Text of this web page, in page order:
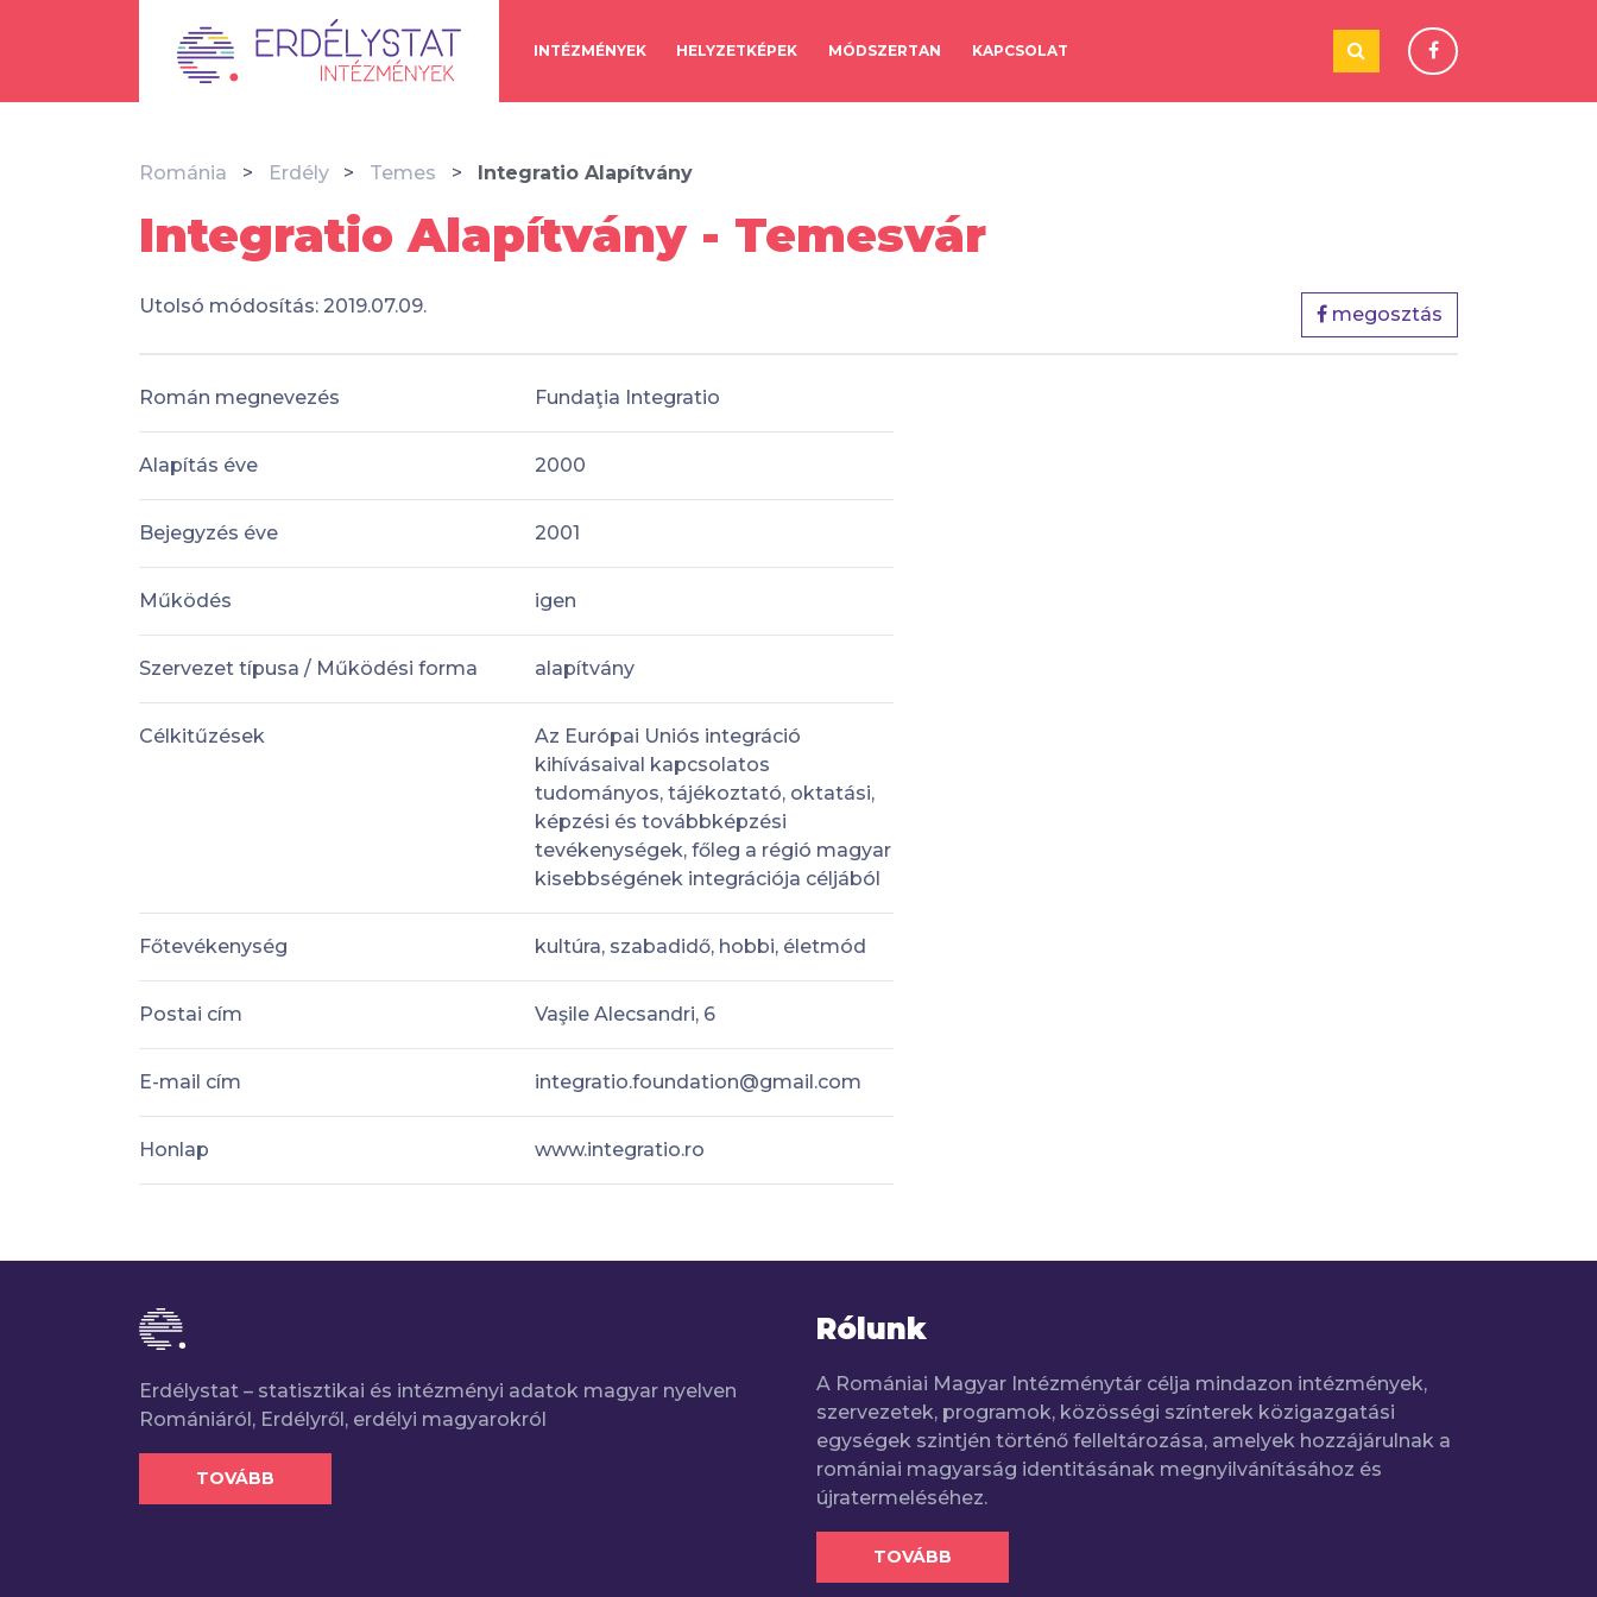
INTÉZMÉNYEK HELYZETKÉPEK MÓDSZERTAN KAPCSOLAT
Románia Erdély Temes Integratio Alapítvány
Integratio Alapítvány - Temesvár
Utolsó módosítás: 2019.07.09. megosztás
Román megnevezés Fundaţia Integratio
Alapítás éve 2000
Bejegyzés éve 2001
Működés igen
Szervezet típusa / Működési forma alapítvány
Célkitűzések
Az Európai Uniós integráció
kihívásaival kapcsolatos
tudományos, tájékoztató, oktatási,
képzési és továbbképzési
tevékenységek, főleg a régió magyar
kisebbségének integrációja céljából
Főtevékenység kultúra, szabadidő, hobbi, életmód
Postai cím Vaşile Alecsandri, 6
E-mail cím integratio.foundation@gmail.com
Honlap www.integratio.ro
Erdélystat – statisztikai és intézményi adatok magyar nyelven
Romániáról, Erdélyről, erdélyi magyarokról
TOVÁBB
Rólunk
A Romániai Magyar Intézménytár célja mindazon intézmények,
szervezetek, programok, közösségi színterek közigazgatási
egységek szintjén történő felleltározása, amelyek hozzájárulnak a
romániai magyarság identitásának megnyilvánításához és
újratermeléséhez.
TOVÁBB